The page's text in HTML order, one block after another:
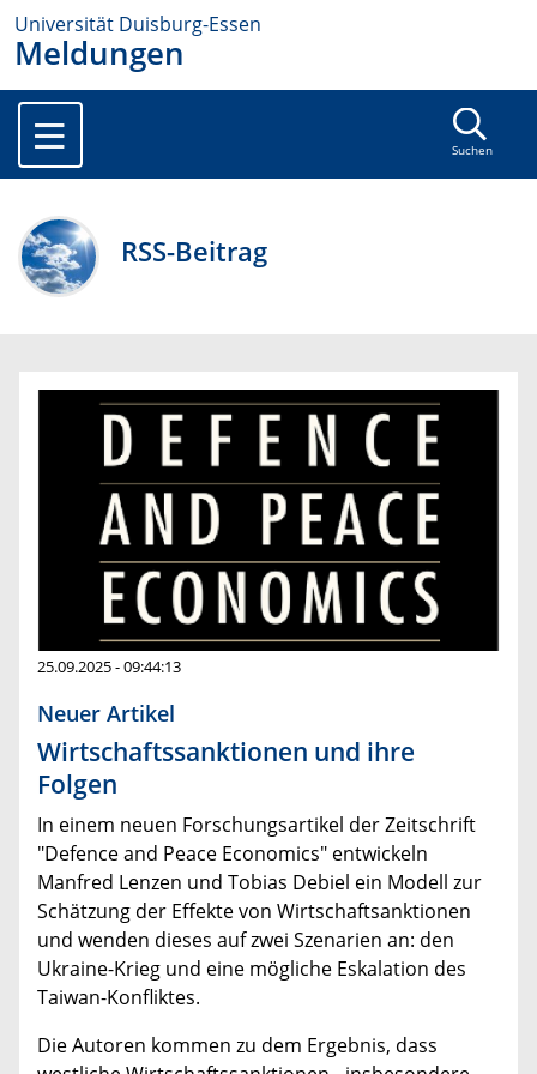
Universität Duisburg-Essen
Meldungen
Suchen
RSS-Beitrag
25.09.2025 - 09:44:13
Neuer Artikel
Wirtschaftssanktionen und ihre
Folgen
In einem neuen Forschungsartikel der Zeitschrift
"Defence and Peace Economics" entwickeln
Manfred Lenzen und Tobias Debiel ein Modell zur
Schätzung der Effekte von Wirtschaftsanktionen
und wenden dieses auf zwei Szenarien an: den
Ukraine-Krieg und eine mögliche Eskalation des
Taiwan-Konfliktes.
Die Autoren kommen zu dem Ergebnis, dass